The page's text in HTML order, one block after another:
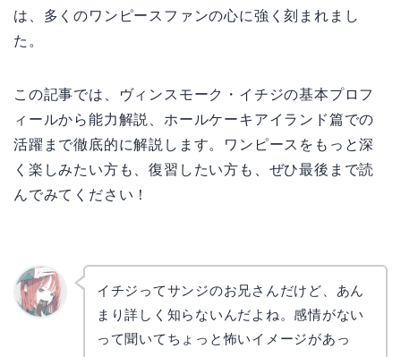
は、多くのワンピースファンの心に強く刻まれまし
た。
この記事では、ヴィンスモーク・イチジの基本プロフ
ィールから能力解説、ホールケーキアイランド篇での
活躍まで徹底的に解説します。ワンピースをもっと深
く楽しみたい方も、復習したい方も、ぜひ最後まで読
んでみてください！
イチジってサンジのお兄さんだけど、あん
まり詳しく知らないんだよね。感情がない
って聞いてちょっと怖いイメージがあっ